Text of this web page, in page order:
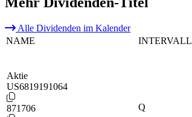
Alle Dividenden im Kalender
NAME
INTERVALL
Aktie
US6819191064
871706 Q